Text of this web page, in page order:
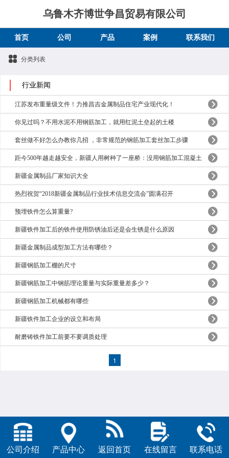
乌鲁木齐博世争昌贸易有限公司
首页 公司 产品 案例 联系我们
分类列表
行业新闻
江苏发布重量级文件！力推昌吉金属制品住宅产业现代化！
你见过吗？不用水泥不用钢筋加工，就用红泥土垒起的土楼
套丝做不好怎么办教你几招 ，非常规范的钢筋加工套丝加工步骤
距今500年越走越安全，新疆人用树种了一座桥：没用钢筋加工混凝土
新疆金属制品厂家知识大全
热烈祝贺“2018新疆金属制品行业技术信息交流会”圆满召开
预埋铁件怎么算重量?
新疆铁件加工后的铁件使用防锈油后还是会生锈是什么原因
新疆金属制品成型加工方法有哪些？
新疆钢筋加工棚的尺寸
新疆钢筋加工中钢筋理论重量与实际重量差多少？
新疆钢筋加工机械都有哪些
新疆铁件加工企业的设立和布局
耐磨铸铁件加工前要不要调质处理
1
公司介绍 产品中心 返回首页 在线留言 联系电话